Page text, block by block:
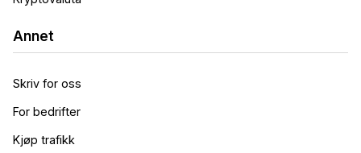
Annet
Skriv for oss
For bedrifter
Kjøp trafikk